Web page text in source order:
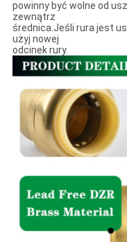
powinny być wolne od
zewnątrz
średnica.Jeśli rura jest
użyj nowej
odcinek rury.